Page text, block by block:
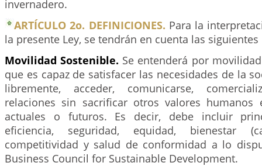
invernadero.
ARTÍCULO 2o. DEFINICIONES. Para la
la presente Ley, se tendrán en cuenta las
Movilidad Sostenible. Se entenderá por
que es capaz de satisfacer las necesidades de la
libremente, acceder, comunicarse,
relaciones sin sacrificar otros valores humanos
actuales o futuros. Es decir, debe incluir
eficiencia, seguridad, equidad, bienestar
competitividad y salud de conformidad a lo
Business Council for Sustainable Development.